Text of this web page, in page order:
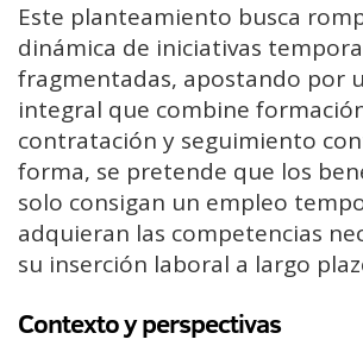
Este planteamiento busca
dinámica de iniciativas
fragmentadas, apostando por
integral que combine
contratación y seguimiento
forma, se pretende que los
solo consigan un empleo
adquieran las competencias
su inserción laboral a largo
Contexto y perspectivas